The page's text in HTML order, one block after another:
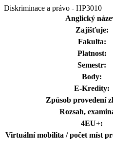
Diskriminace a právo - HP3010
Anglický
Zajišťuje:
Fakulta:
Platnost:
Semestr:
Body:
E-Kredity:
Způsob provedení
Rozsah,
4EU+:
Virtuální mobilita / počet míst